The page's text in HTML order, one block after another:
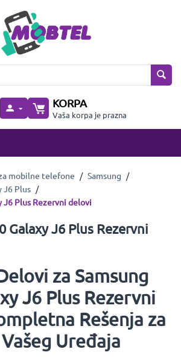
KORPA
Vaša korpa je prazna
mobilne telefone / Samsung /
J6 Plus /
J6 Plus Rezervni delovi
Galaxy J6 Plus Rezervni
za Samsung
J6 Plus Rezervni
Rešenja za
Uređaja